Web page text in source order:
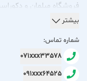
فروشگاه مبلمان و
زمینه عرضه انواع
منزل، یکی از
مرودشت است. این
بیشتر
شماره تماس:
071xxx33578
091xxx64525